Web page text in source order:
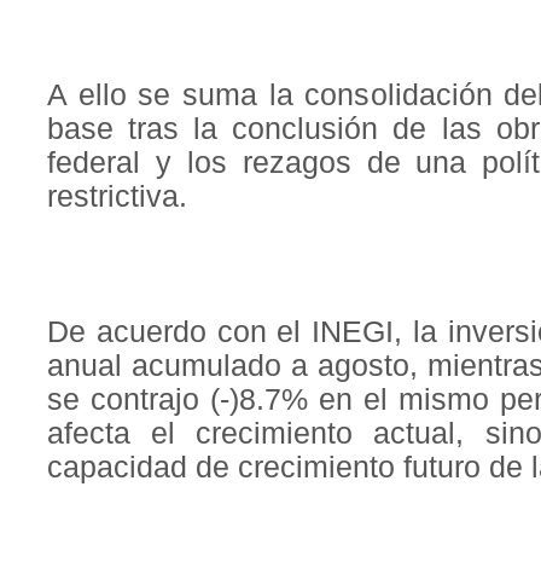
A ello se suma la consolidación
base tras la conclusión de las
federal y los rezagos de una
restrictiva.
De acuerdo con el INEGI, la
anual acumulado a agosto,
se contrajo (-)8.7% en el mismo
afecta el crecimiento actual,
capacidad de crecimiento futuro de